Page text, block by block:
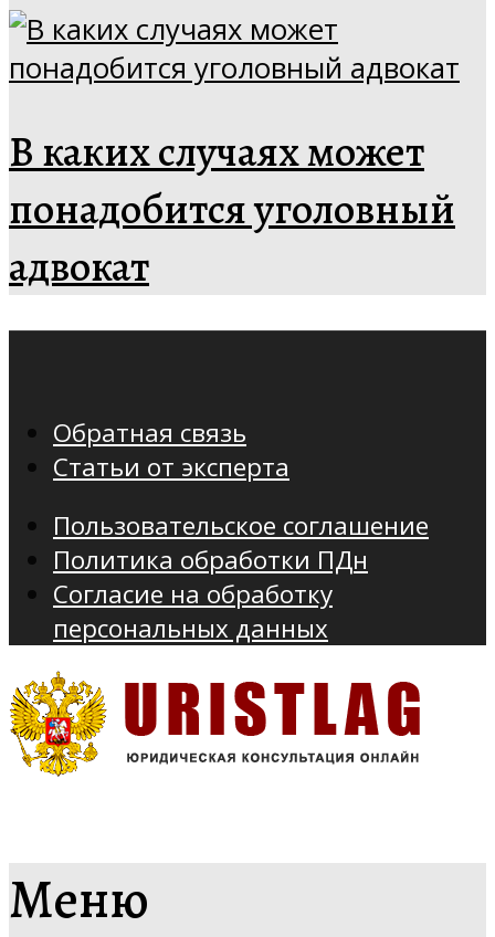
В каких случаях может
понадобится уголовный
адвокат
Обратная связь
Статьи от эксперта
Пользовательское соглашение
Политика обработки ПДн
Согласие на обработку
персональных данных
Меню